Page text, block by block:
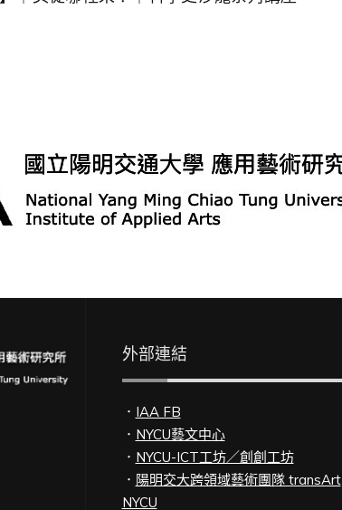
外部連結
． IAA FB
． NYCU藝文中心
． NYCU-ICT工坊／創創工坊
． 陽明交大跨領域藝術團隊 transArt
NYCU